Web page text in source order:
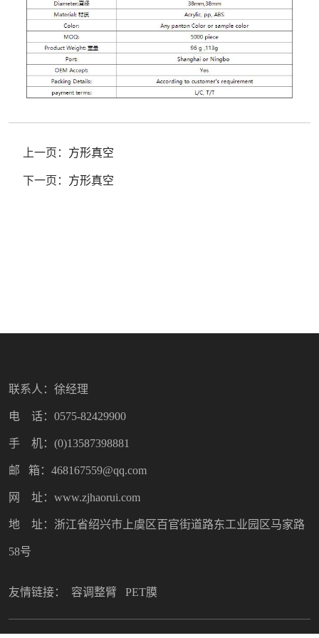
上一页： 方形真空
下一页： 方形真空
联系人：徐经理
电 话：0575-82429900
手 机：(0)13587398881
邮 箱：468167559@qq.com
网 址：www.zjhaorui.com
地 址：浙江省绍兴市上虞区百官街道路东工业园区马家路
58号
友情链接： 容调整臂 PET膜